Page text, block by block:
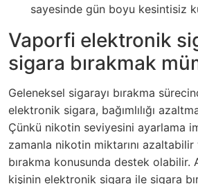
sayesinde gün boyu kesintisiz
Vaporfi elektronik
sigara bırakmak
Geleneksel sigarayı bırakma
elektronik sigara, bağımlılığı
Çünkü nikotin seviyesini ayarlama
zamanla nikotin miktarını
bırakma konusunda destek olabilir.
kişinin elektronik sigara ile sigara